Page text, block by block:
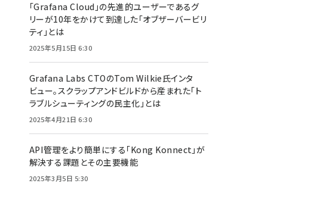
「Grafana Cloud」の先進的ユーザーであるグ
リーが10年をかけて到達した「オブザーバービリ
ティ」とは
2025年5月15日 6:30
Grafana Labs CTOのTom Wilkie氏インタ
ビュー。スクラップアンドビルドから産まれた「ト
ラブルシューティングの民主化」とは
2025年4月21日 6:30
API管理をより簡単にする「Kong Konnect」が
解決する課題とその主要機能
2025年3月5日 5:30